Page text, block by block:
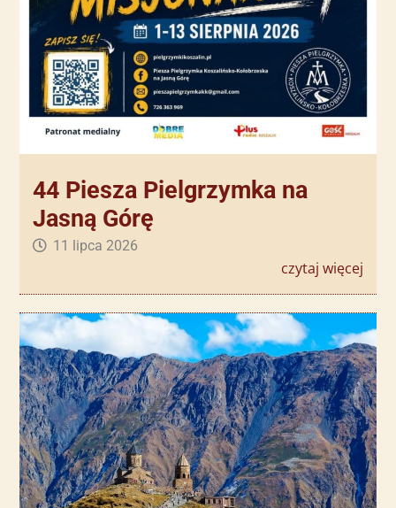
44 Piesza Pielgrzymka na
Jasną Górę
11 lipca 2026
czytaj więcej